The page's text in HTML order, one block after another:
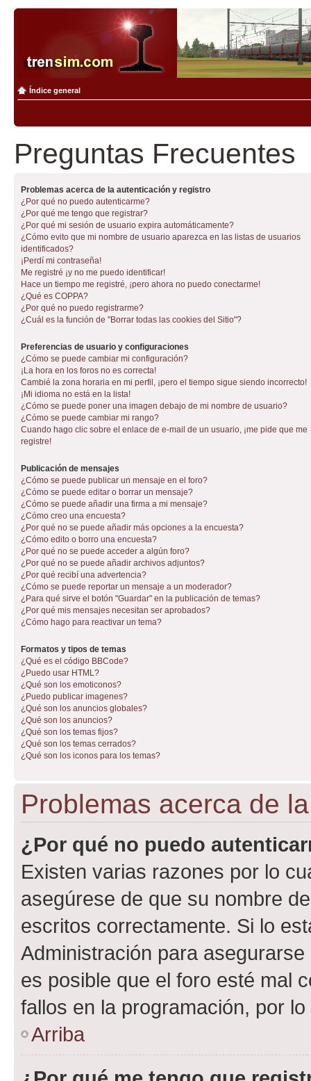
Índice general
Preguntas Frecuentes
Problemas acerca de la autenticación y registro
¿Por qué no puedo autenticarme?
¿Por qué me tengo que registrar?
¿Por qué mi sesión de usuario expira automáticamente?
¿Cómo evito que mi nombre de usuario aparezca en las listas de usuarios
identificados?
¡Perdí mi contraseña!
Me registré ¡y no me puedo identificar!
Hace un tiempo me registré, ¡pero ahora no puedo conectarme!
¿Qué es COPPA?
¿Por qué no puedo registrarme?
¿Cuál es la función de "Borrar todas las cookies del Sitio"?
Preferencias de usuario y configuraciones
¿Cómo se puede cambiar mi configuración?
¡La hora en los foros no es correcta!
Cambié la zona horaria en mi perfil, ¡pero el tiempo sigue siendo incorrecto!
¡Mi idioma no está en la lista!
¿Cómo se puede poner una imagen debajo de mi nombre de usuario?
¿Cómo se puede cambiar mi rango?
Cuando hago clic sobre el enlace de e-mail de un usuario, ¡me pide que me
registre!
Publicación de mensajes
¿Cómo se puede publicar un mensaje en el foro?
¿Cómo se puede editar o borrar un mensaje?
¿Cómo se puede añadir una firma a mi mensaje?
¿Cómo creo una encuesta?
¿Por qué no se puede añadir más opciones a la encuesta?
¿Cómo edito o borro una encuesta?
¿Por qué no se puede acceder a algún foro?
¿Por qué no se puede añadir archivos adjuntos?
¿Por qué recibí una advertencia?
¿Cómo se puede reportar un mensaje a un moderador?
¿Para qué sirve el botón "Guardar" en la publicación de temas?
¿Por qué mis mensajes necesitan ser aprobados?
¿Cómo hago para reactivar un tema?
Formatos y tipos de temas
¿Qué es el código BBCode?
¿Puedo usar HTML?
¿Qué son los emoticonos?
¿Puedo publicar imagenes?
¿Qué son los anuncios globales?
¿Qué son los anuncios?
¿Qué son los temas fijos?
¿Qué son los temas cerrados?
¿Qué son los iconos para los temas?
Problemas acerca de
¿Por qué no puedo
Existen varias razones por lo
asegúrese de que su nombre
escritos correctamente. Si lo
Administración para
es posible que el foro esté mal
fallos en la programación, por
Arriba